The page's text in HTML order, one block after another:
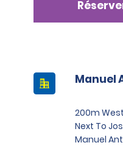
Manuel
200m
Next To
Manuel